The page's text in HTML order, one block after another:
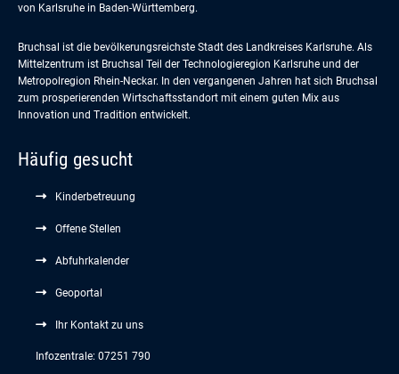
von Karlsruhe in Baden-Württemberg.
Bruchsal ist die bevölkerungsreichste Stadt des Landkreises Karlsruhe. Als
Mittelzentrum ist Bruchsal Teil der Technologieregion Karlsruhe und der
Metropolregion Rhein-Neckar. In den vergangenen Jahren hat sich Bruchsal
zum prosperierenden Wirtschaftsstandort mit einem guten Mix aus
Innovation und Tradition entwickelt.
Häufig gesucht
Kinderbetreuung
Offene Stellen
Abfuhrkalender
Geoportal
Ihr Kontakt zu uns
Infozentrale: 07251 790